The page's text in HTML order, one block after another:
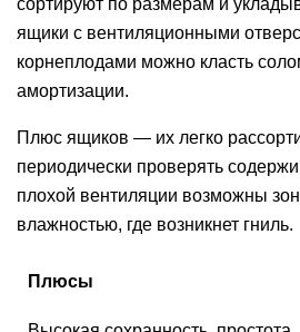
сортируют по размерам и
ящики с вентиляционными
корнеплодами можно класть
амортизации.
Плюс ящиков — их легко
периодически проверять
плохой вентиляции возможны
влажностью, где возникнет гниль.
Плюсы